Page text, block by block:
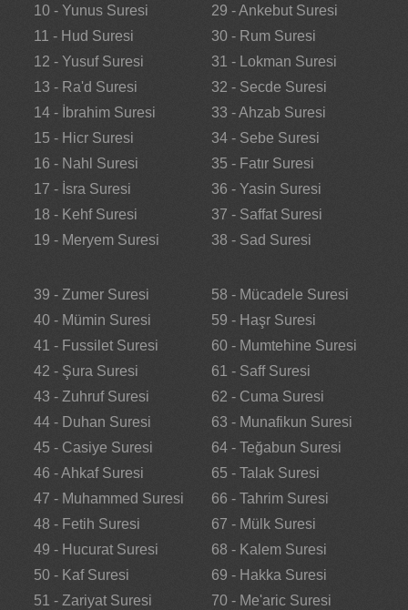
10 - Yunus Suresi
11 - Hud Suresi
12 - Yusuf Suresi
13 - Ra'd Suresi
14 - İbrahim Suresi
15 - Hicr Suresi
16 - Nahl Suresi
17 - İsra Suresi
18 - Kehf Suresi
19 - Meryem Suresi
29 - Ankebut Suresi
30 - Rum Suresi
31 - Lokman Suresi
32 - Secde Suresi
33 - Ahzab Suresi
34 - Sebe Suresi
35 - Fatır Suresi
36 - Yasin Suresi
37 - Saffat Suresi
38 - Sad Suresi
39 - Zumer Suresi
40 - Mümin Suresi
41 - Fussilet Suresi
42 - Şura Suresi
43 - Zuhruf Suresi
44 - Duhan Suresi
45 - Casiye Suresi
46 - Ahkaf Suresi
47 - Muhammed Suresi
48 - Fetih Suresi
49 - Hucurat Suresi
50 - Kaf Suresi
51 - Zariyat Suresi
58 - Mücadele Suresi
59 - Haşr Suresi
60 - Mumtehine Suresi
61 - Saff Suresi
62 - Cuma Suresi
63 - Munafikun Suresi
64 - Teğabun Suresi
65 - Talak Suresi
66 - Tahrim Suresi
67 - Mülk Suresi
68 - Kalem Suresi
69 - Hakka Suresi
70 - Me'aric Suresi